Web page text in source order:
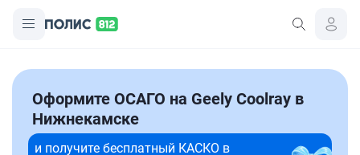
Оформите ОСАГО на Geely Coolray в
Нижнекамске
и получите бесплатный КАСКО в